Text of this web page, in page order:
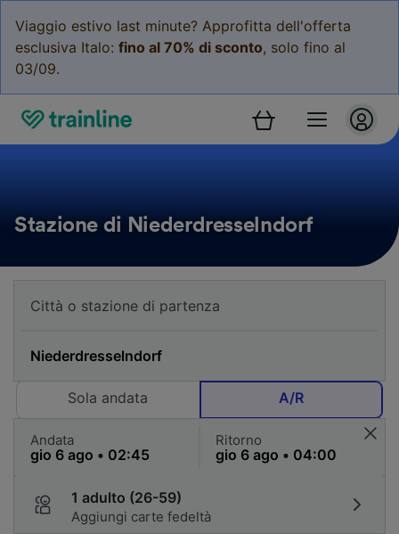
Viaggio estivo last minute? Approfitta dell'offerta
esclusiva Italo: fino al 70% di sconto, solo fino al
03/09.
Stazione di Niederdresselndorf
Sola andata A/R
Andata Ritorno
1 adulto (26-59)
Aggiungi carte fedeltà